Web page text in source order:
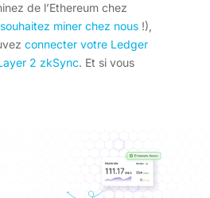
de l’Ethereum chez
miner chez nous!),
connecter votre Ledger
2 zkSync. Et si vous